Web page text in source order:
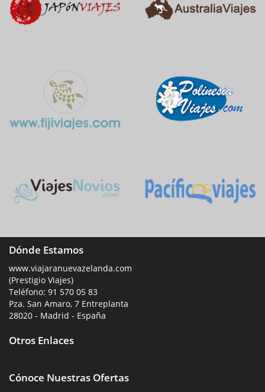
Dónde Estamos
www.viajaranuevazelanda.com
(Prestigio Viajes)
Teléfono: 91 570 05 83
Pza. San Amaro, 7 Entreplanta
28020 - Madrid - España
Otros Enlaces
Cónoce Nuestras Ofertas